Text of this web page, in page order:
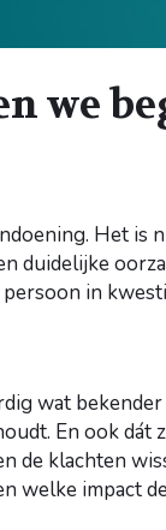
we
Het is
duidelijke
in
wat
En ook
de klachten
welke impact